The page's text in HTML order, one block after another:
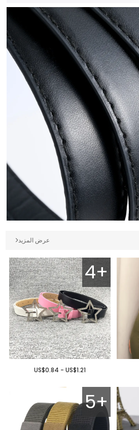
عرض المزيد
4+
US$0.84 - US$1.21
5+